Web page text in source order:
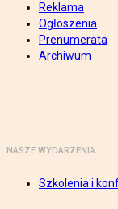
Reklama
Ogłoszenia
Prenumerata
Archiwum
NASZE WYDARZENIA
Szkolenia i